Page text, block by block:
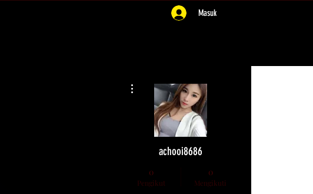
Masuk
achooi8686
0
Pengikut
0
Mengikuti